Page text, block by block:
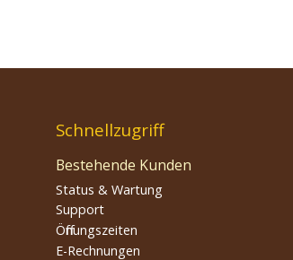
Schnellzugriff
Bestehende Kunden
Status & Wartung
Support
Öffnungszeiten
E-Rechnungen